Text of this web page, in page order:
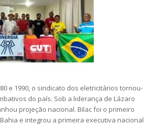
e 1990, o sindicato dos eletricitários tornou-
do país. Sob a liderança de Lázaro
projeção nacional. Bilac foi o primeiro
e integrou a primeira executiva nacional